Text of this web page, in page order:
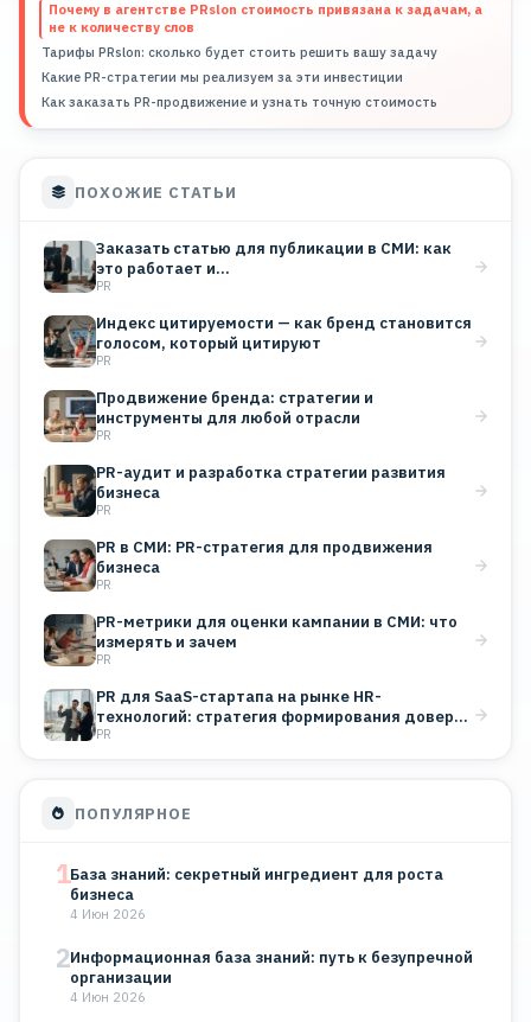
Почему в агентстве PRslon стоимость привязана к задачам, а
не к количеству слов
Тарифы PRslon: сколько будет стоить решить вашу задачу
Какие PR-стратегии мы реализуем за эти инвестиции
Как заказать PR-продвижение и узнать точную стоимость
ПОХОЖИЕ СТАТЬИ
Заказать статью для публикации в СМИ: как
это работает и…
PR
Индекс цитируемости — как бренд становится
голосом, который цитируют
PR
Продвижение бренда: стратегии и
инструменты для любой отрасли
PR
PR-аудит и разработка стратегии развития
бизнеса
PR
PR в СМИ: PR-стратегия для продвижения
бизнеса
PR
PR-метрики для оценки кампании в СМИ: что
измерять и зачем
PR
PR для SaaS-стартапа на рынке HR-
технологий: стратегия формирования доверия
B2B-клиентов
PR
ПОПУЛЯРНОЕ
1База знаний: секретный ингредиент для роста
бизнеса
4 Июн 2026
2Информационная база знаний: путь к безупречной
организации
4 Июн 2026